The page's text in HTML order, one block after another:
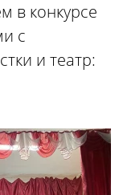
в конкурсе
с
и театр: